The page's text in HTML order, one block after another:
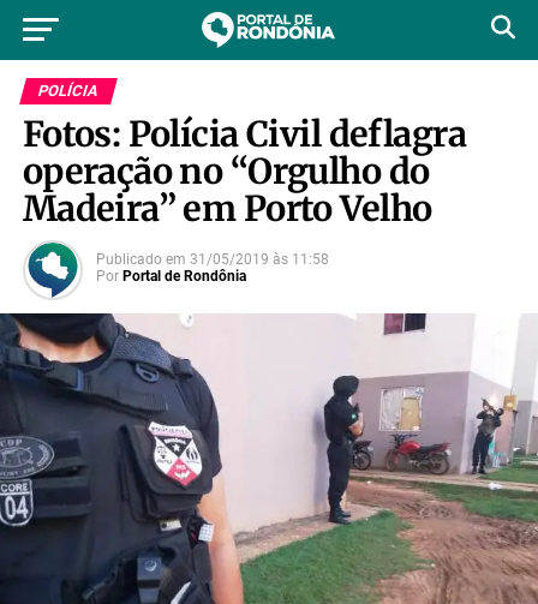
POLÍCIA
Fotos: Polícia Civil deflagra
operação no “Orgulho do
Madeira” em Porto Velho
Publicado em 31/05/2019 às 11:58
Por Portal de Rondônia